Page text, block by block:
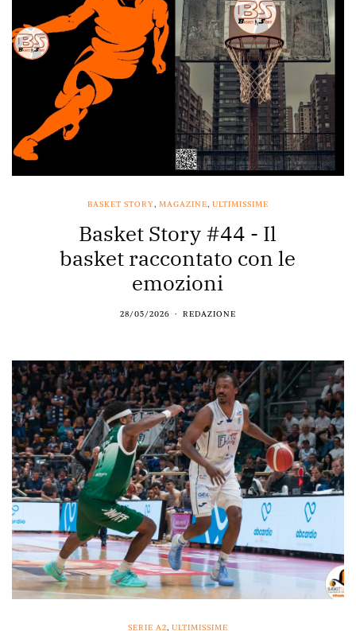
BASKET STORY, MAGAZINE, ULTIMISSIME
Basket Story #44 - Il
basket raccontato con le
emozioni
28/05/2026 REDAZIONE
SERIE A2, ULTIMISSIME